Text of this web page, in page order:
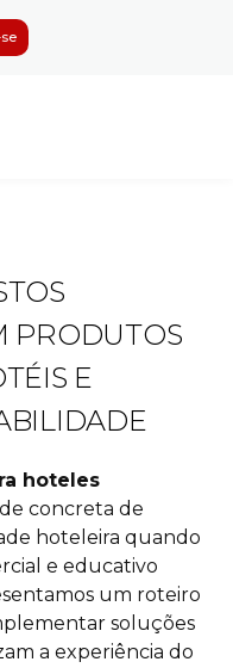
PRODUTOS
E
hoteles
concreta de
hoteleira quando
e educativo
um roteiro
soluções
a experiência do